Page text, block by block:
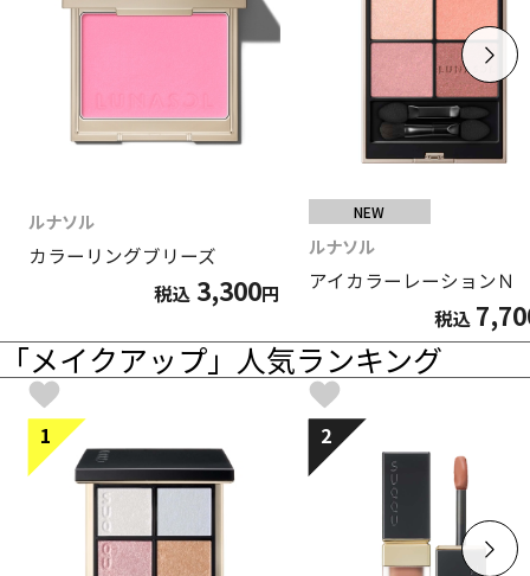
ルナソル
カラーリングブリーズ
税込 3,300円
NEW
ルナソル
アイカラーレーションＮ
税込
「メイクアップ」人気ランキング
1 2